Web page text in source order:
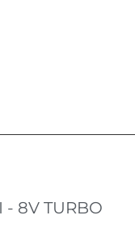
- 8V TURBO